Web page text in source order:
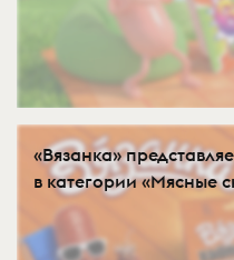
«Вязанка»
в категории «Мясные